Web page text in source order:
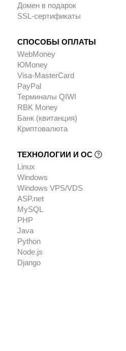
Домен в подарок
SSL-сертификаты
СПОСОБЫ ОПЛАТЫ
WebMoney
ЮMoney
Visa-MasterCard
PayPal
Терминалы QIWI
RBK Money
Банк (квитанция)
Криптовалюта
ТЕХНОЛОГИИ И ОС
Linux
Windows
Windows VPS/VDS
ASP.net
MySQL
PHP
Java
Python
Node.js
Django